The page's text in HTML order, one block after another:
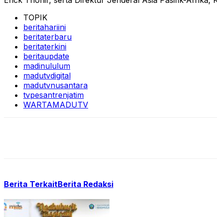
TOPIK
beritahariini
beritaterbaru
beritaterkini
beritaupdate
madinululum
madutvdigital
madutvnusantara
tvpesantrenjatim
WARTAMADUTV
Berita TerkaitBerita Redaksi